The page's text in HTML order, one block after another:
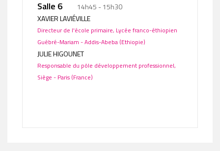
Salle 6
14h45 - 15h30
XAVIER LAVIÉVILLE
Directeur de l'école primaire, Lycée franco-éthiopien
Guébré-Mariam - Addis-Abeba (Ethiopie)
JULIE HIGOUNET
Responsable du pôle développement professionnel,
Siège - Paris (France)